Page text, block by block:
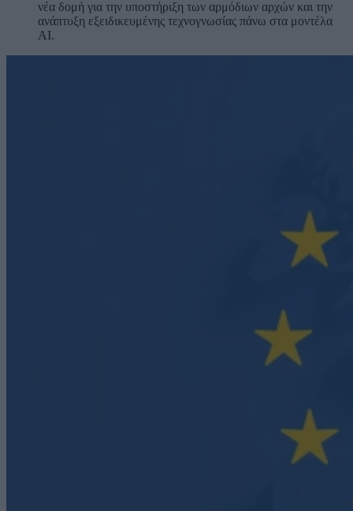
νέα δομή για την υποστήριξη των αρμόδιων αρχών και την
ανάπτυξη εξειδικευμένης τεχνογνωσίας πάνω στα μοντέλα
AI.